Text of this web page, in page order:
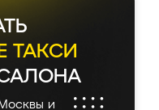
ТАКСИ
и